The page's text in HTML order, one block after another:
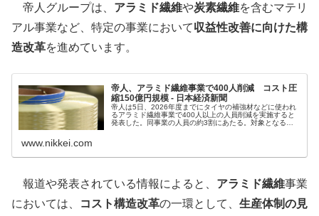
帝人グループは、 アラミド繊維や炭素繊維を含むマテリ
アル事業など、特定の事業において収益性改善に向けた構
造改革を進めています。
帝人、アラミド繊維事業で400人削減 コスト圧
縮150億円規模 - 日本経済新聞
帝人は5日、2026年度までにタイヤの補強材などに使われ
るアラミド繊維事業で400人以上の人員削減を実施すると
発表した。同事業の人員の約3割にあたる。対象となるの
www.nikkei.com
報道や発表されている情報によると、 アラミド繊維事業
においては、
コスト構造改革の一環として、 生産体制の見